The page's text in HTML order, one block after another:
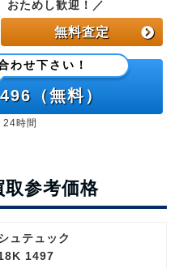
おためし歓迎！／
無料査定
わせ下さい！
（無料）
24時間
参考価格
ュテュック
1497